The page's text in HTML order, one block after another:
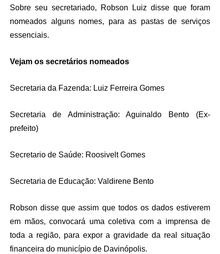
Sobre seu secretariado, Robson Luiz disse que foram
nomeados alguns nomes, para as pastas de serviços
essenciais.
Vejam os secretários nomeados
Secretaria da Fazenda: Luiz Ferreira Gomes
Secretaria de Administração: Aguinaldo Bento (Ex-
prefeito)
Secretario de Saúde: Roosivelt Gomes
Secretaria de Educação: Valdirene Bento
Robson disse que assim que todos os dados estiverem
em mãos, convocará uma coletiva com a imprensa de
toda a região, para expor a gravidade da real situação
financeira do município de Davinópolis.